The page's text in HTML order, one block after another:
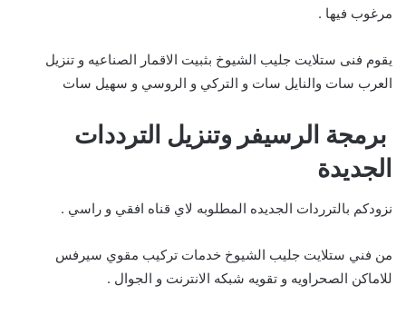
مرغوب فيها .
يقوم فنى ستلايت جليب الشيوخ بثبيت الاقمار الصناعيه و تنزيل
العرب سات والنايل سات و التركي و الروسي و سهيل سات
برمجة الرسيفر وتنزيل الترددات
الجديدة
نزودكم بالترردات الجديده المطلوبه لاي قناه افقي و راسي .
من فني ستلايت جليب الشيوخ خدمات تركيب مقوي سيرفس
للاماكن الصحراويه و تقويه شبكه الانترنت و الجوال .